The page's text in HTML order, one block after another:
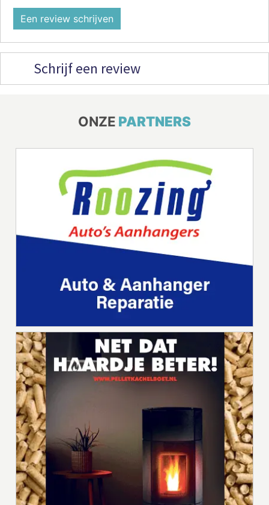
Een review schrijven
Schrijf een review
ONZE PARTNERS